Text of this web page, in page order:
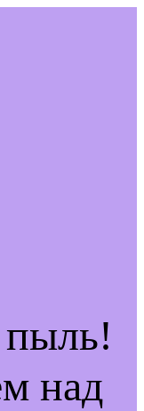
пыль!
над